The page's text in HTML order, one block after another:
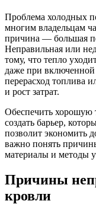
Проблема холодных
многим владельцам
причина — большая
Неправильная или
тому, что тепло
даже при включенной
перерасход топлива
и рост затрат.
Обеспечить хорошую
создать барьер,
позволит экономить
важно понять
материалы и методы
Причины
кровли